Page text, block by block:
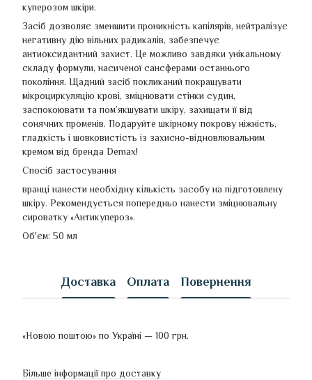
куперозом шкіри.
Засіб дозволяє зменшити проникність капілярів, нейтралізує
негативну дію вільних радикалів, забезпечує
антиоксидантний захист. Це можливо завдяки унікальному
складу формули, насиченої сансферами останнього
покоління. Щадний засіб покликаний покращувати
мікроциркуляцію крові, зміцнювати стінки судин,
заспокоювати та пом’якшувати шкіру, захищати її від
сонячних променів. Подаруйте шкірному покрову ніжність,
гладкість і шовковистість із захисно-відновлювальним
кремом від бренда Demax!
Спосіб застосування
вранці нанести необхідну кількість засобу на підготовлену
шкіру. Рекомендується попередньо нанести зміцнювальну
сироватку «Антикупероз».
Об'єм: 50 мл
Доставка Оплата Повернення
«Новою поштою» по Україні — 100 грн.
Більше інформації про доставку